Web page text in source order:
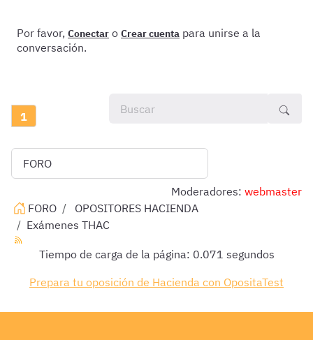
Por favor, Conectar o Crear cuenta para unirse a la
conversación.
1
Moderadores: webmaster
FORO
OPOSITORES HACIENDA
Exámenes THAC
Tiempo de carga de la página: 0.071 segundos
Prepara tu oposición de Hacienda con OpositaTest